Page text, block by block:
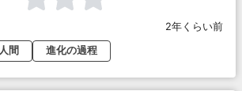
2年くらい前
人間 進化の過程